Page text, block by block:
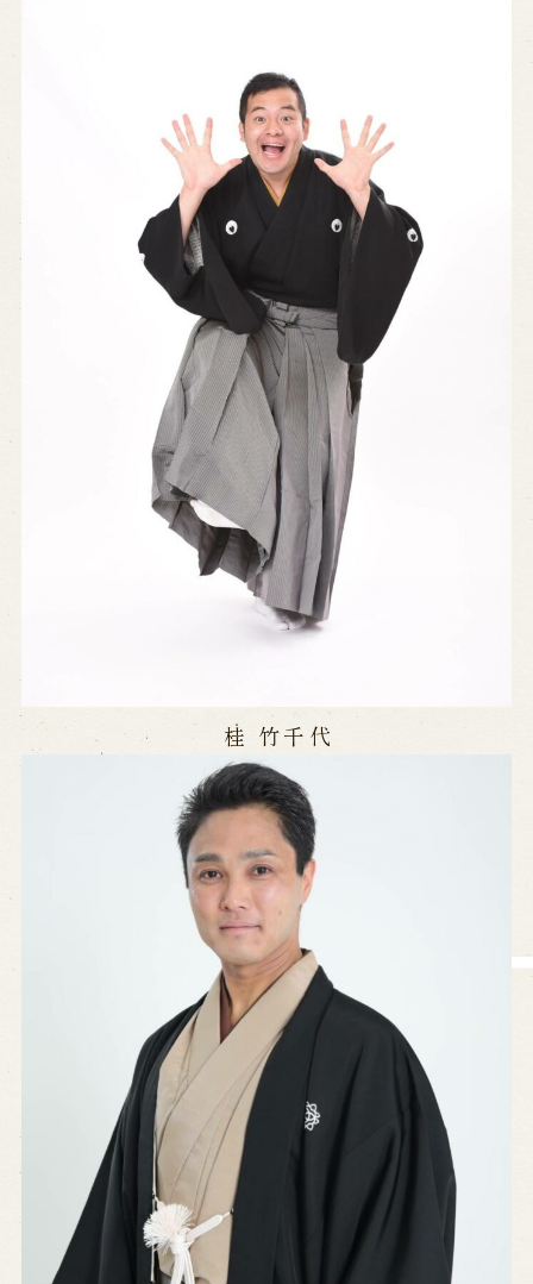
Awaji Island and the Myth of the
Birth of the Nation
History of Awaji Ningyo Joruri
Awaji Ningyo Joruri's original
performance
Awaji Ningyo Joruri (Puppet
Theater) Spreading
Traditional Performing Arts in
Minami-Awaji City
Usage Info
Opening Dates and Admission
Indoor Introduction
Contact Us
Call us
Reservation
Online Reservation
Reservation via e-mail form
Phone Reservations
求人情報
※株式会社うずのくに南あわじの求人情報ページへ移動します
関連施設
通販サイトうずのくに
道の駅うずしお
うずの丘大鳴門橋記念館
桂 竹千代